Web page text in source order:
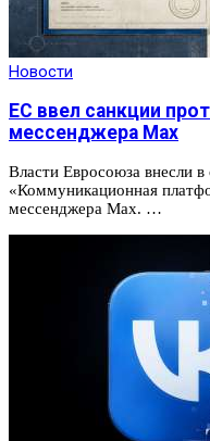
Новости
ЕС ввел санкции
мессенджера Max
Власти Евросоюза внесли
«Коммуникационная
мессенджера Max. …